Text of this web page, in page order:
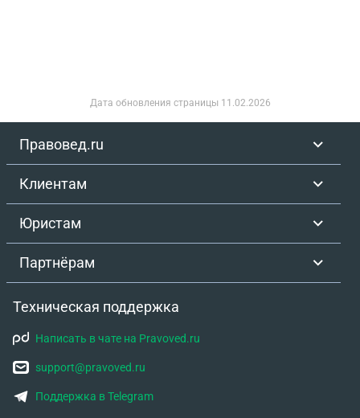
Дата обновления страницы 11.02.2026
Правовед.ru
Клиентам
Юристам
Партнёрам
Техническая поддержка
Написать в чате на Pravoved.ru
support@pravoved.ru
Поддержка в Telegram